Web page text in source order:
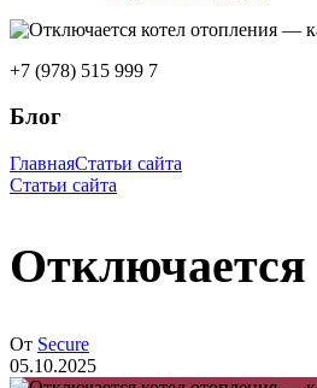
+7 (978) 515 999 7
Блог
ГлавнаяСтатьи сайта
Статьи сайта
Отключается
От Secure
05.10.2025